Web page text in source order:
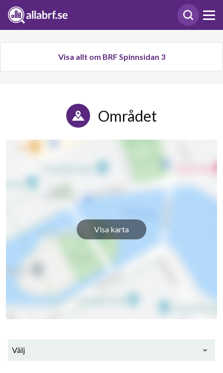
Visa allt om BRF Spinnsidan 3
Området
Visa karta
Välj